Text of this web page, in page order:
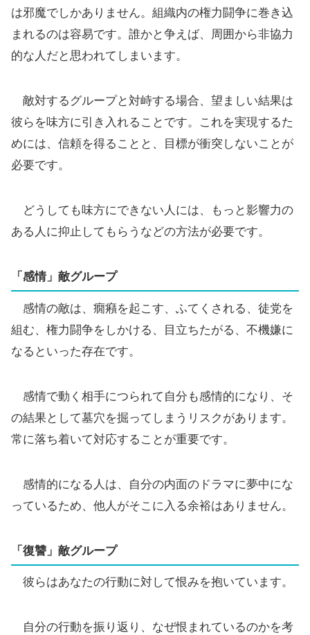
は邪魔でしかありません。組織内の権力闘争に巻き込
まれるのは容易です。誰かと争えば、周囲から非協力
的な人だと思われてしまいます。
敵対するグループと対峙する場合、望ましい結果は
彼らを味方に引き入れることです。これを実現するた
めには、信頼を得ることと、目標が衝突しないことが
必要です。
どうしても味方にできない人には、もっと影響力の
ある人に抑止してもらうなどの方法が必要です。
「感情」敵グループ
感情の敵は、癇癪を起こす、ふてくされる、徒党を
組む、権力闘争をしかける、目立ちたがる、不機嫌に
なるといった存在です。
感情で動く相手につられて自分も感情的になり、そ
の結果として墓穴を掘ってしまうリスクがあります。
常に落ち着いて対応することが重要です。
感情的になる人は、自分の内面のドラマに夢中にな
っているため、他人がそこに入る余裕はありません。
「復讐」敵グループ
彼らはあなたの行動に対して恨みを抱いています。
自分の行動を振り返り、なぜ恨まれているのかを考